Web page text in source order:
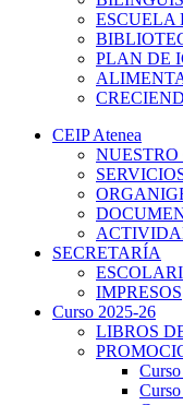
ESCUELA
PLAN DE
CEIP Atenea
NUESTRO
SECRETARÍA
IMPRESOS
Curso 2025-26
LIBROS